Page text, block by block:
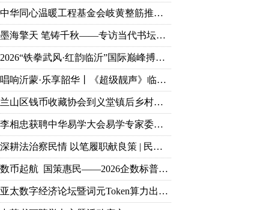
中华同心温暖工程基金会岐黄整筋推拿技能培训项目顺利完成
墨海擎天 笔铸千秋——专访当代书坛巨擘王杰宝
2026“铁拳武风·红韵临沂”国际巅峰搏击赛新闻发布会： 麻绳古泰拳8月首登临沂擂台
唱响沂蒙·乐享韶华丨《超级靓声》临沂海选落地乐享汇，零门槛免费开赛
兰山区钱币收藏协会到义堂镇后乡村慰问党员老兵
李相忠获聘中华易学大会易学专家委员会主任 获评多项国学荣誉
深耕法治察民情 以笔履职献良策 | 民革党员孙堃获评临沂市社情民意信息工作突出个人荣誉
数币起航 国策惠民——2026企数标普支付生态终端落地启动大会盛大召开
亚太数字经济论坛暨词元Token算力出海研讨会于临沂圆满落幕